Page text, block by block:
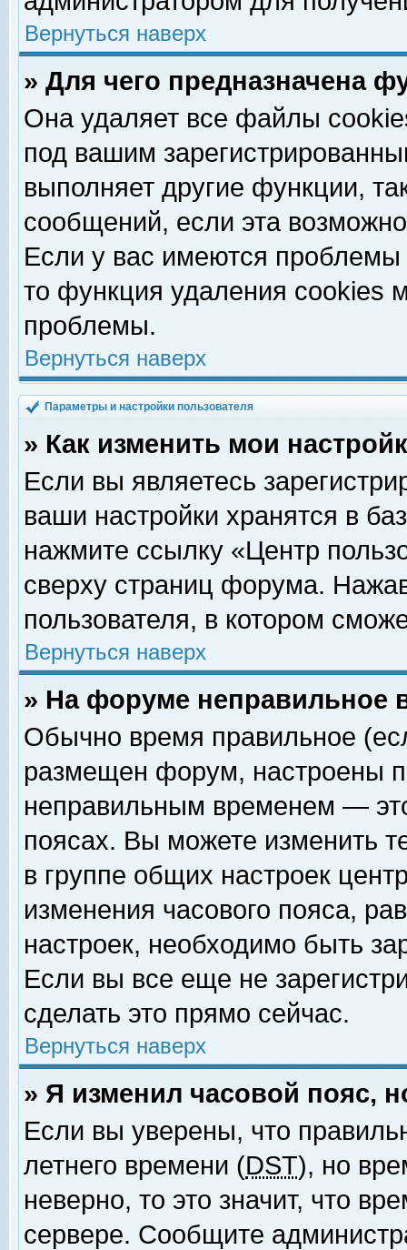
Вернуться наверх
» Для чего предназначена
Она удаляет все файлы
под вашим
выполняет другие функции,
сообщений, если эта
Если у вас имеются
то функция удаления cookies
проблемы.
Вернуться наверх
Параметры и настройки пользователя
» Как изменить мои
Если вы являетесь
ваши настройки хранятся в
нажмите ссылку «Центр
сверху страниц форума.
пользователя, в котором
Вернуться наверх
» На форуме неправильное
Обычно время правильное
размещен форум, настроены
неправильным временем —
поясах. Вы можете изменить
в группе общих настроек
изменения часового пояса,
настроек, необходимо быть
Если вы все еще не
сделать это прямо сейчас.
Вернуться наверх
» Я изменил часовой пояс,
Если вы уверены, что
летнего времени (DST), но
неверно, то это значит, что
сервере. Сообщите